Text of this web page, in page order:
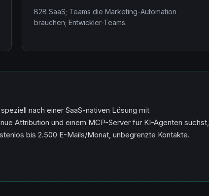
B2B SaaS; Teams die Marketing-Automation
brauchen; Entwickler-Teams.
nach einer SaaS-nativen Lösung mit
Attribution und einem MCP-Server für KI-Agenten suchst,
bis 2.500 E-Mails/Monat, unbegrenzte Kontakte.